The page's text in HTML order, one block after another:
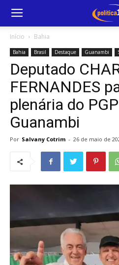
Início Bahia
Bahia Brasil Destaque Guanambi
Deputado
FERNANDES
plenária do
Guanambi
Por Salvany Cotrim - 26 de maio de